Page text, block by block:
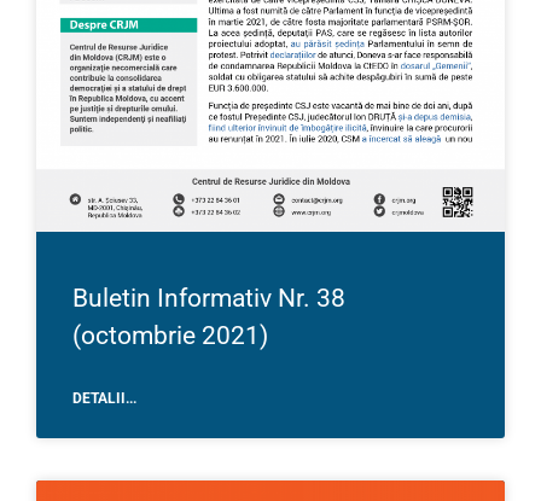
Buletin Informativ Nr. 38
(octombrie 2021)
DETALII...